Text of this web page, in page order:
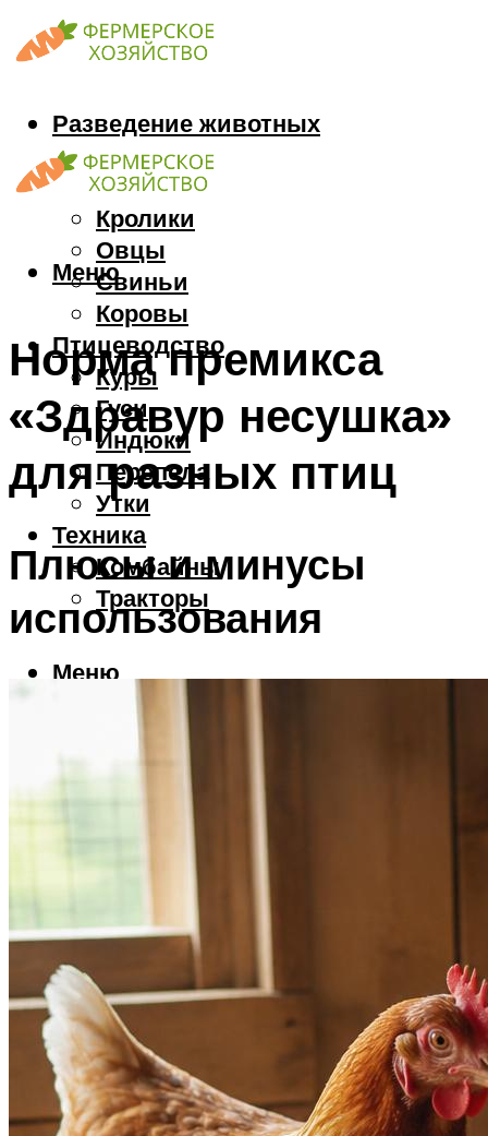
Разведение животных
Козы
Кони
Кролики
Овцы
Свиньи
Коровы
Птицеводство
Куры
Гуси
Индюки
Перепела
Утки
Техника
Комбайны
Тракторы
Меню
Меню
Норма премикса
«Здравур несушка»
для разных птиц
Плюсы и минусы
использования